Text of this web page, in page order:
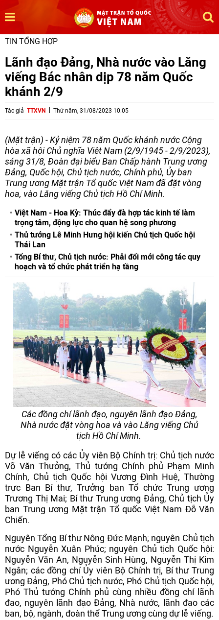
TIN TỔNG HỢP
Lãnh đạo Đảng, Nhà nước vào Lăng
viếng Bác nhân dịp 78 năm Quốc
khánh 2/9
Tác giả TTXVN Thứ năm, 31/08/2023 10:05
(Mặt trận) - Kỷ niệm 78 năm Quốc khánh nước Cộng
hòa xã hội Chủ nghĩa Việt Nam (2/9/1945 - 2/9/2023),
sáng 31/8, Đoàn đại biểu Ban Chấp hành Trung ương
Đảng, Quốc hội, Chủ tịch nước, Chính phủ, Ủy ban
Trung ương Mặt trận Tổ quốc Việt Nam đã đặt vòng
hoa, vào Lăng viếng Chủ tịch Hồ Chí Minh.
Việt Nam - Hoa Kỳ: Thúc đẩy đà hợp tác kinh tế làm
trọng tâm, động lực cho quan hệ song phương
Thủ tướng Lê Minh Hưng hội kiến Chủ tịch Quốc hội
Thái Lan
Tổng Bí thư, Chủ tịch nước: Phải đổi mới công tác quy
hoạch và tổ chức phát triển hạ tầng
Các đồng chí lãnh đạo, nguyên lãnh đạo Đảng,
Nhà nước đặt vòng hoa và vào Lăng viếng Chủ
tịch Hồ Chí Minh.
Dự lễ viếng có các Ủy viên Bộ Chính trị: Chủ tịch nước
Võ Văn Thưởng, Thủ tướng Chính phủ Phạm Minh
Chính, Chủ tịch Quốc hội Vương Đình Huệ, Thường
trực Ban Bí thư, Trưởng ban Tổ chức Trung ương
Trương Thị Mai; Bí thư Trung ương Đảng, Chủ tịch Ủy
ban Trung ương Mặt trận Tổ quốc Việt Nam Đỗ Văn
Chiến.
Nguyên Tổng Bí thư Nông Đức Mạnh; nguyên Chủ tịch
nước Nguyễn Xuân Phúc; nguyên Chủ tịch Quốc hội:
Nguyễn Văn An, Nguyễn Sinh Hùng, Nguyễn Thị Kim
Ngân; các đồng chí Ủy viên Bộ Chính trị, Bí thư Trung
ương Đảng, Phó Chủ tịch nước, Phó Chủ tịch Quốc hội,
Phó Thủ tướng Chính phủ cùng nhiều đồng chí lãnh
đạo, nguyên lãnh đạo Đảng, Nhà nước, lãnh đạo các
ban, bộ, ngành, đoàn thể Trung ương cùng dự lễ viếng.